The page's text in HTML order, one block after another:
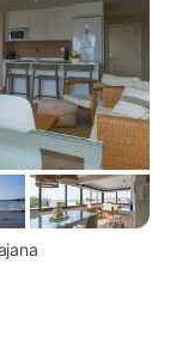
meer...